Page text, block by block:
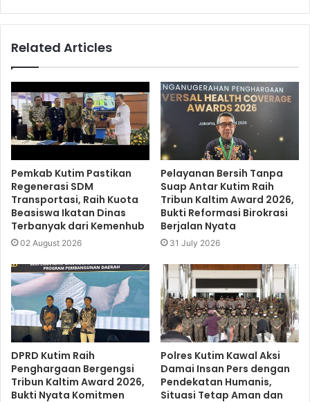
Related Articles
Pemkab Kutim Pastikan
Regenerasi SDM
Transportasi, Raih Kuota
Beasiswa Ikatan Dinas
Terbanyak dari Kemenhub
02 August 2026
Pelayanan Bersih Tanpa
Suap Antar Kutim Raih
Tribun Kaltim Award 2026,
Bukti Reformasi Birokrasi
Berjalan Nyata
31 July 2026
DPRD Kutim Raih
Penghargaan Bergengsi
Tribun Kaltim Award 2026,
Bukti Nyata Komitmen
Polres Kutim Kawal Aksi
Damai Insan Pers dengan
Pendekatan Humanis,
Situasi Tetap Aman dan